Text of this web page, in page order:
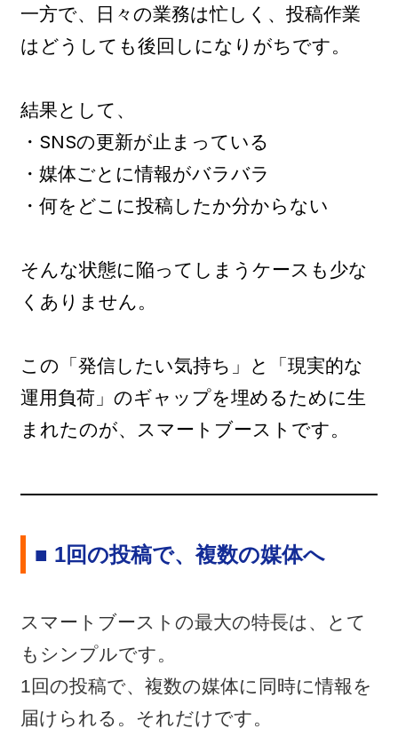
一方で、日々の業務は忙しく、投稿作業
はどうしても後回しになりがちです。
結果として、
・SNSの更新が止まっている
・媒体ごとに情報がバラバラ
・何をどこに投稿したか分からない
そんな状態に陥ってしまうケースも少な
くありません。
この「発信したい気持ち」と「現実的な
運用負荷」のギャップを埋めるために生
まれたのが、スマートブーストです。
■ 1回の投稿で、複数の媒体へ
スマートブーストの最大の特長は、とて
もシンプルです。
1回の投稿で、複数の媒体に同時に情報を
届けられる。それだけです。